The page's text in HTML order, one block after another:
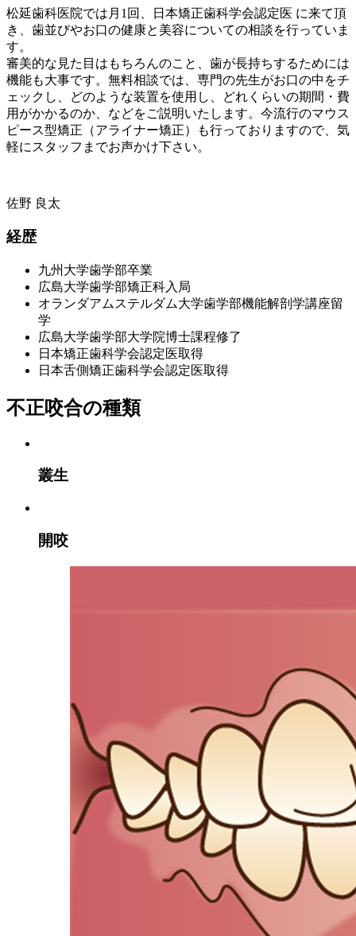
松延歯科医院では月1回、日本矯正歯科学会認定医 に来て頂
き、歯並びやお口の健康と美容についての相談を行っていま
す。
審美的な見た目はもちろんのこと、歯が長持ちするためには
機能も大事です。無料相談では、専門の先生がお口の中をチ
ェックし、どのような装置を使用し、どれくらいの期間・費
用がかかるのか、などをご説明いたします。今流行のマウス
ピース型矯正（アライナー矯正）も行っておりますので、気
軽にスタッフまでお声かけ下さい。
佐野 良太
経歴
九州大学歯学部卒業
広島大学歯学部矯正科入局
オランダアムステルダム大学歯学部機能解剖学講座留
学
広島大学歯学部大学院博士課程修了
日本矯正歯科学会認定医取得
日本舌側矯正歯科学会認定医取得
不正咬合の種類
叢生
開咬